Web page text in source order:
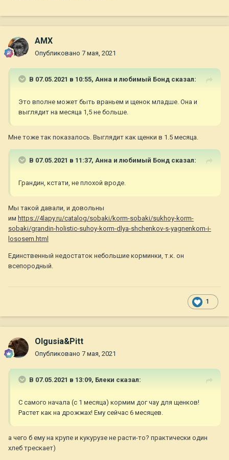
AMX
Опубликовано 7 мая, 2021
В 07.05.2021 в 10:55, Анна и любимый Бонд сказал:
Это вполне может быть враньем и щенок младше. Она и
выглядит на месяца 1,5 не больше.
Мне тоже так показалось. Выглядит как щенки в 1.5 месяца.
В 07.05.2021 в 11:37, Анна и любимый Бонд сказал:
Грандин, кстати, не плохой вроде.
Мы такой давали, и довольны
им https://4lapy.ru/catalog/sobaki/korm-sobaki/sukhoy-korm-
sobaki/grandin-holistic-suhoy-korm-dlya-shchenkov-s-yagnenkom-i-
lososem.html
Единственный недостаток небольшие корминки, т.к. он
всепородный.
1
Olgusia&Pitt
Опубликовано 7 мая, 2021
В 07.05.2021 в 13:09, Блеки сказал:
С самого начала (с 1 месяца) кормим дог чау для щенков!
Растет как на дрожжах! Ему сейчас 6 месяцев.
а чего б ему на крупе и кукурузе не расти-то? практически один
хлеб трескает)